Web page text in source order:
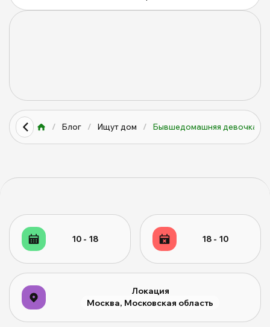
/ Блог / Ищут дом / Бывшедомашняя девочка
10 - 18 18 - 10
Локация
Москва, Московская область